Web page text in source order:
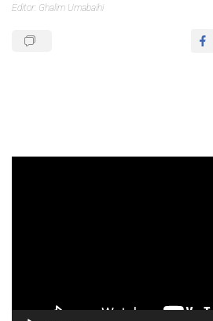
Editor: Ghalim Umabaihi